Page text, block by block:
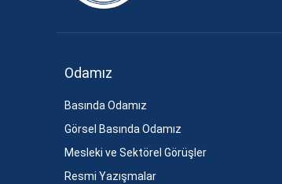
Odamız
Basında Odamız
Görsel Basında Odamız
Mesleki ve Sektörel Görüşler
Resmi Yazışmalar